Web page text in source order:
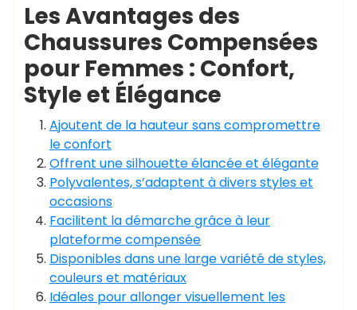
Les Avantages des
Chaussures Compensées
pour Femmes : Confort,
Style et Élégance
Ajoutent de la hauteur sans compromettre
le confort
Offrent une silhouette élancée et élégante
Polyvalentes, s’adaptent à divers styles et
occasions
Facilitent la démarche grâce à leur
plateforme compensée
Disponibles dans une large variété de styles,
couleurs et matériaux
Idéales pour allonger visuellement les